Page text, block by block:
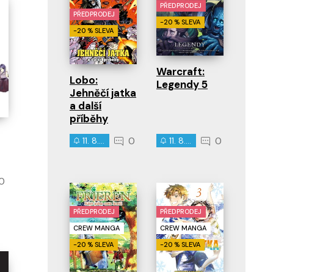
PŘEDPRODEJ
-20 % SLEVA
Lobo:
Jehněčí jatka
a další
příběhy
11. 8. 2026 0
PŘEDPRODEJ
-20 % SLEVA
Warcraft:
Legendy 5
11. 8. 2026 0
PŘEDPRODEJ
CREW MANGA
-20 % SLEVA
PŘEDPRODEJ
CREW MANGA
-20 % SLEVA